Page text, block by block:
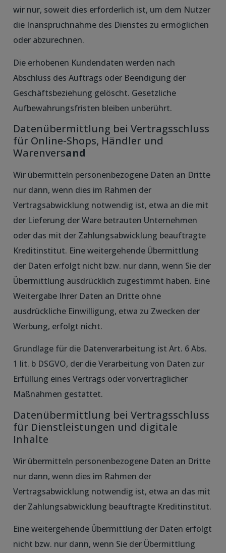
wir nur, soweit dies erforderlich ist, um dem Nutzer
die Inanspruchnahme des Dienstes zu ermöglichen
oder abzurechnen.
Die erhobenen Kundendaten werden nach
Abschluss des Auftrags oder Beendigung der
Geschäftsbeziehung gelöscht. Gesetzliche
Aufbewahrungsfristen bleiben unberührt.
Datenübermittlung bei Vertragsschluss
für Online-Shops, Händler und
Warenversand
Wir übermitteln personenbezogene Daten an Dritte
nur dann, wenn dies im Rahmen der
Vertragsabwicklung notwendig ist, etwa an die mit
der Lieferung der Ware betrauten Unternehmen
oder das mit der Zahlungsabwicklung beauftragte
Kreditinstitut. Eine weitergehende Übermittlung
der Daten erfolgt nicht bzw. nur dann, wenn Sie der
Übermittlung ausdrücklich zugestimmt haben. Eine
Weitergabe Ihrer Daten an Dritte ohne
ausdrückliche Einwilligung, etwa zu Zwecken der
Werbung, erfolgt nicht.
Grundlage für die Datenverarbeitung ist Art. 6 Abs.
1 lit. b DSGVO, der die Verarbeitung von Daten zur
Erfüllung eines Vertrags oder vorvertraglicher
Maßnahmen gestattet.
Datenübermittlung bei Vertragsschluss
für Dienstleistungen und digitale
Inhalte
Wir übermitteln personenbezogene Daten an Dritte
nur dann, wenn dies im Rahmen der
Vertragsabwicklung notwendig ist, etwa an das mit
der Zahlungsabwicklung beauftragte Kreditinstitut.
Eine weitergehende Übermittlung der Daten erfolgt
nicht bzw. nur dann, wenn Sie der Übermittlung